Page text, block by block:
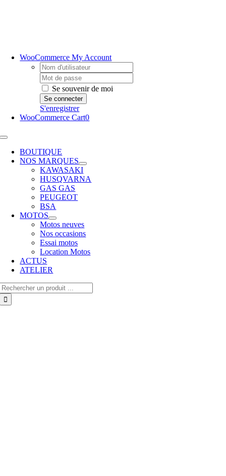
WooCommerce My Account
Username:
Password:
Se souvenir de moi
S'enregistrer
WooCommerce Cart0
Toggle
NavigationBOUTIQUE
NOS MARQUES
KAWASAKI
HUSQVARNA
GAS GAS
PEUGEOT
BSA
MOTOS
Motos neuves
Nos occasions
Essai motos
Location Motos
ACTUS
ATELIER